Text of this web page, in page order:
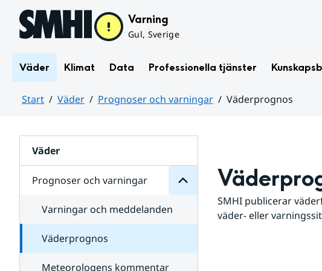
Hoppa till sidans innehåll Varning
Gul, Sverige
Väder Klimat Data Professionella tjänster
Start Väder Prognoser och varningar
Väderprognos
Väder
Prognoser och varningar
för
varningar
Varningar och meddelanden
Väderprognos
Meteorologens kommentar
SMHI publicerar
väder- eller